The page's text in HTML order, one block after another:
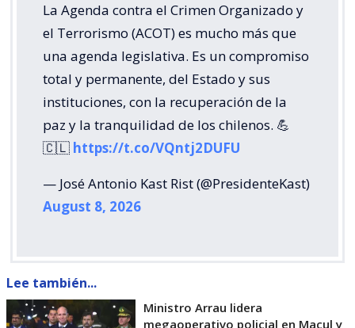
La Agenda contra el Crimen Organizado y
el Terrorismo (ACOT) es mucho más que
una agenda legislativa. Es un compromiso
total y permanente, del Estado y sus
instituciones, con la recuperación de la
paz y la tranquilidad de los chilenos. 💪
🇨🇱 https://t.co/VQntj2DUFU
— José Antonio Kast Rist (@PresidenteKast)
August 8, 2026
Lee también...
Ministro Arrau lidera
megaoperativo policial en Macul y